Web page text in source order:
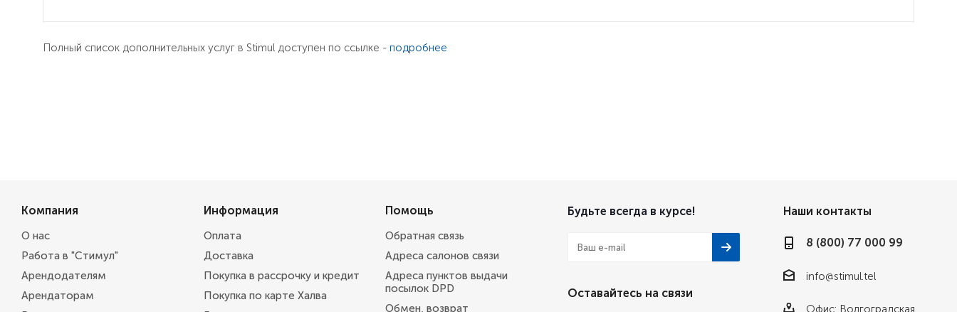
Полный список дополнительных услуг в Stimul доступен по ссылке - подробнее
Компания
О нас
Работа в "Стимул"
Арендодателям
Арендаторам
Информация
Оплата
Доставка
Покупка в рассрочку и кредит
Покупка по карте Халва
Помощь
Обратная связь
Адреса салонов связи
Адреса пунктов выдачи
посылок DPD
Обмен, возврат
Будьте всегда в курсе!
Оставайтесь на связи
Наши контакты
8 (800) 77 000 99
info@stimul.tel
Офис: Волгоградская